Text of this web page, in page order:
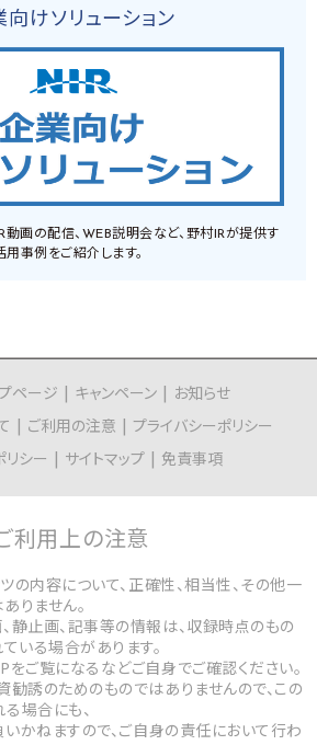
向けソリューション
画の配信、WEB説明会など、野村IRが提供す
用事例をご紹介します。
ページ キャンペーン
お知らせ
ご利用の注意
プライバシーポリシー
リシー
サイトマップ 免責事項
利用上の注意
の内容について、正確性、相当性、その他一
りません。
静止画、記事等の情報は、収録時点のもの
ている場合があります。
ご覧になるなどご自身でご確認ください。
勧誘のためのものではありませんので、この
場合にも、
かねますので、ご自身の責任において行わ